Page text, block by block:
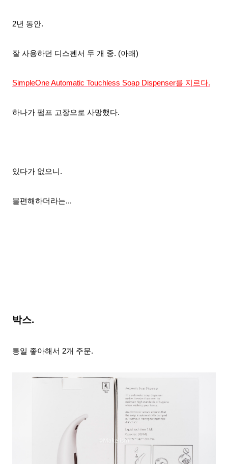
2년 동안.
잘 사용하던 디스펜서 두 개 중. (아래)
SimpleOne Automatic Touchless Soap Dispenser를 지르다.
하나가 펌프 고장으로 사망했다.
있다가 없으니.
불편해하더라는...
박스.
통일 좋아해서 2개 주문.